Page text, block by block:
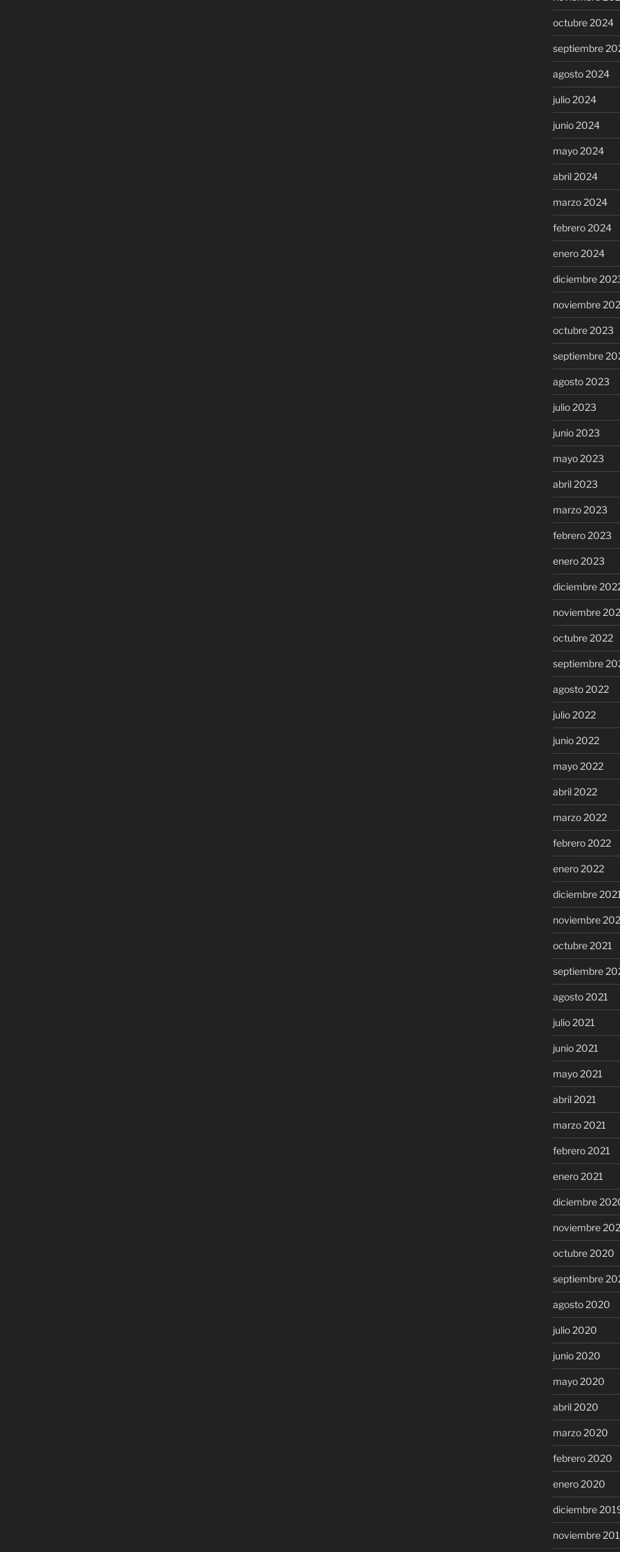
octubre 2024
septiembre
agosto 2024
julio 2024
junio 2024
mayo 2024
abril 2024
marzo 2024
febrero 2024
enero 2024
diciembre
noviembre
octubre 2023
septiembre
agosto 2023
julio 2023
junio 2023
mayo 2023
abril 2023
marzo 2023
febrero 2023
enero 2023
diciembre
noviembre
octubre 2022
septiembre
agosto 2022
julio 2022
junio 2022
mayo 2022
abril 2022
marzo 2022
febrero 2022
enero 2022
diciembre 2021
noviembre
octubre 2021
septiembre
agosto 2021
julio 2021
junio 2021
mayo 2021
abril 2021
marzo 2021
febrero 2021
enero 2021
diciembre
noviembre
octubre 2020
septiembre
agosto 2020
julio 2020
junio 2020
mayo 2020
abril 2020
marzo 2020
febrero 2020
enero 2020
diciembre
noviembre